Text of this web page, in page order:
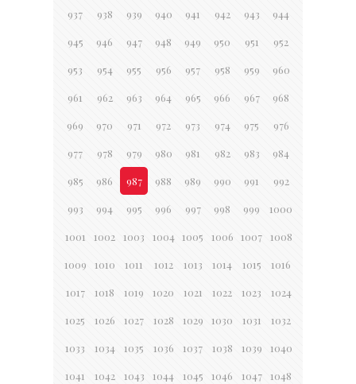
937 938 939 940 941 942 943 944
945 946 947 948 949 950 951 952
953 954 955 956 957 958 959 960
961 962 963 964 965 966 967 968
969 970 971 972 973 974 975 976
977 978 979 980 981 982 983 984
985 986 987 988 989 990 991 992
993 994 995 996 997 998 999 1000
1001 1002 1003 1004 1005 1006 1007 1008
1009 1010 1011 1012 1013 1014 1015 1016
1017 1018 1019 1020 1021 1022 1023 1024
1025 1026 1027 1028 1029 1030 1031 1032
1033 1034 1035 1036 1037 1038 1039 1040
1041 1042 1043 1044 1045 1046 1047 1048